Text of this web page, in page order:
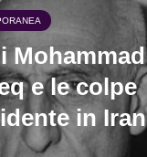
Mohammad
e le colpe
in Iran